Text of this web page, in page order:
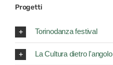
Progetti
Torinodanza festival
La Cultura dietro l'angolo